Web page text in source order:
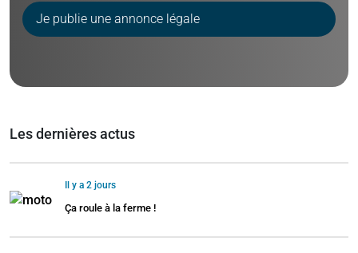
Je publie une annonce légale
Les dernières actus
Il y a 2 jours
Ça roule à la ferme !